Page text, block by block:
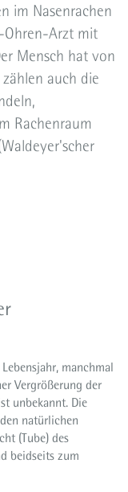
im Nasenrachen
Ohren-Arzt mit
Mensch hat von
auch die
Rachenraum
manchmal
Vergrößerung der
unbekannt. Die
natürlichen
(Tube) des
beidseits zum